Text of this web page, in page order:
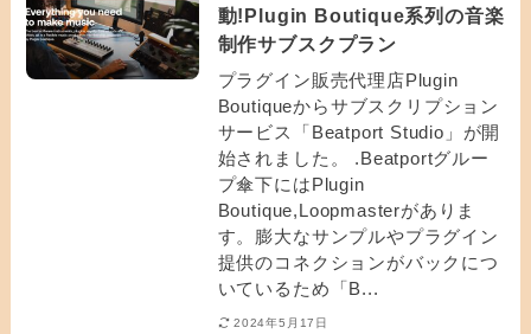
動!Plugin Boutique系列の音楽
制作サブスクプラン
プラグイン販売代理店Plugin
Boutiqueからサブスクリプション
サービス「Beatport Studio」が開
始されました。 .Beatportグルー
プ傘下にはPlugin
Boutique,Loopmasterがありま
す。膨大なサンプルやプラグイン
提供のコネクションがバックにつ
いているため「B...
2024年5月17日